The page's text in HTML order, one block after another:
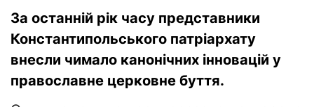
За останній рік часу представники
Константипольського патріархату
внесли чимало канонічних інновацій у
православне церковне буття.